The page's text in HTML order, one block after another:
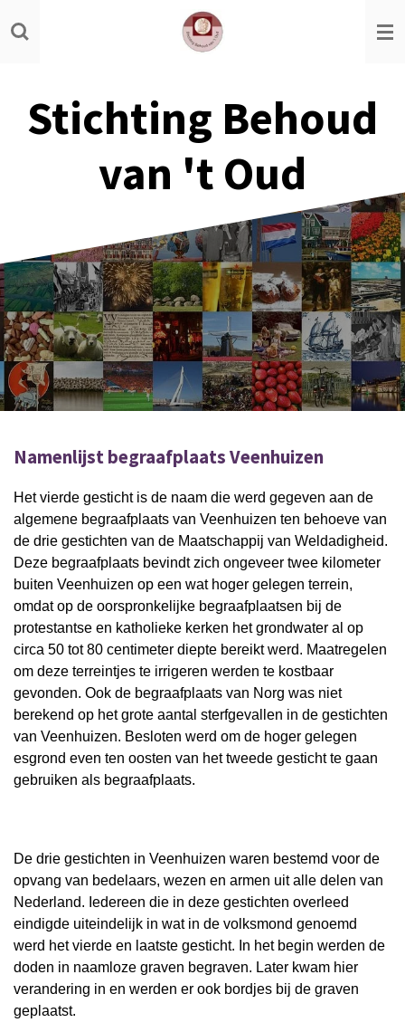
Ga
direct
hoofdinhoud
Stichting Behoud
van 't Oud
Namenlijst begraafplaats Veenhuizen
Het vierde gesticht is de naam die werd gegeven aan de
algemene begraafplaats van Veenhuizen ten behoeve van
de drie gestichten van de Maatschappij van Weldadigheid.
Deze begraafplaats bevindt zich ongeveer twee kilometer
buiten Veenhuizen op een wat hoger gelegen terrein,
omdat op de oorspronkelijke begraafplaatsen bij de
protestantse en katholieke kerken het grondwater al op
circa 50 tot 80 centimeter diepte bereikt werd. Maatregelen
om deze terreintjes te irrigeren werden te kostbaar
gevonden. Ook de begraafplaats van Norg was niet
berekend op het grote aantal sterfgevallen in de gestichten
van Veenhuizen. Besloten werd om de hoger gelegen
esgrond even ten oosten van het tweede gesticht te gaan
gebruiken als begraafplaats.
De drie gestichten in Veenhuizen waren bestemd voor de
opvang van bedelaars, wezen en armen uit alle delen van
Nederland. Iedereen die in deze gestichten overleed
eindigde uiteindelijk in wat in de volksmond genoemd
werd het vierde en laatste gesticht. In het begin werden de
doden in naamloze graven begraven. Later kwam hier
verandering in en werden er ook bordjes bij de graven
geplaatst.